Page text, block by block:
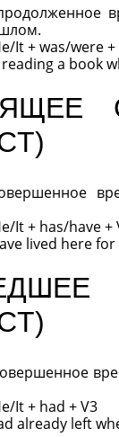
It + was/were
a book
It + has/have +
lived here
It + had + V3
already left